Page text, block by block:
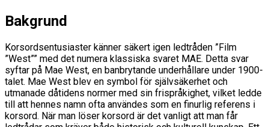
Bakgrund
Korsordsentusiaster känner säkert igen ledtråden ”Film
”West”” med det numera klassiska svaret MAE. Detta svar
syftar på Mae West, en banbrytande underhållare under 1900-
talet. Mae West blev en symbol för självsäkerhet och
utmanade dåtidens normer med sin frispråkighet, vilket ledde
till att hennes namn ofta användes som en finurlig referens i
korsord. När man löser korsord är det vanligt att man får